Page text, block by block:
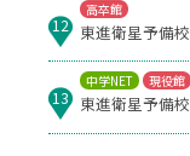
高卒館
12 東進衛星予備校
中学NET 現役館
13 東進衛星予備校